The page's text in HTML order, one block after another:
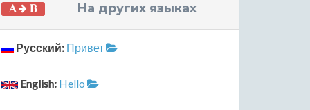
На других языках
Русский: Привет
English: Hello